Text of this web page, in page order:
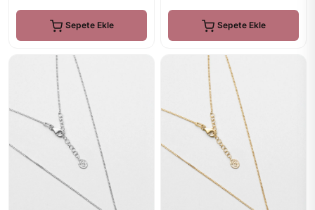
Sepete Ekle Sepete Ekle